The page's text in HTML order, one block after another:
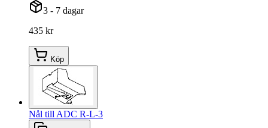
3 - 7 dagar
435 kr
Köp
Nål till ADC R-L-3